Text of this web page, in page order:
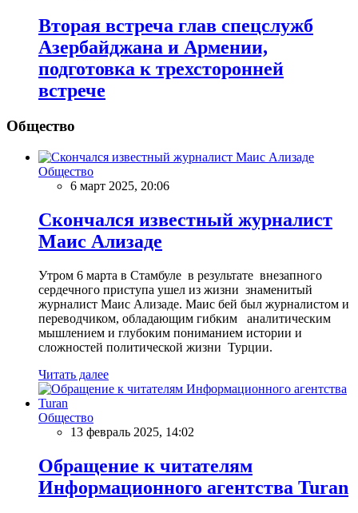
Вторая встреча глав спецслужб
Азербайджана и Армении,
подготовка к трехсторонней
встрече
Общество
Общество
6 март 2025, 20:06
Скончался известный журналист
Маис Ализаде
Утром 6 марта в Стамбуле в результате внезапного
сердечного приступа ушел из жизни знаменитый
журналист Маис Ализаде. Маис бей был журналистом и
переводчиком, обладающим гибким аналитическим
мышлением и глубоким пониманием истории и
сложностей политической жизни Турции.
Читать далее
Общество
13 февраль 2025, 14:02
Обращение к читателям
Информационного агентства Turan